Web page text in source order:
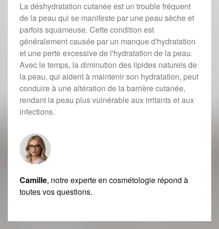
La déshydratation cutanée est un trouble fréquent
de la peau qui se manifeste par une peau sèche et
parfois squameuse. Cette condition est
généralement causée par un manque d'hydratation
et une perte excessive de l'hydratation de la peau.
Avec le temps, la diminution des lipides naturels de
la peau, qui aident à maintenir son hydratation, peut
conduire à une altération de la barrière cutanée,
rendant la peau plus vulnérable aux irritants et aux
infections.
Camille, notre experte en cosmétologie répond à
toutes vos questions.